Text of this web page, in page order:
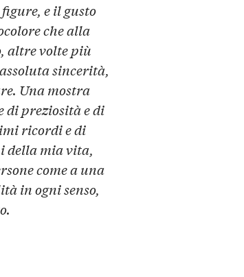
e il gusto
che alla
altre volte più
sincerità,
Una mostra
di preziosità e di
ricordi e di
della mia vita,
come a una
in ogni senso,